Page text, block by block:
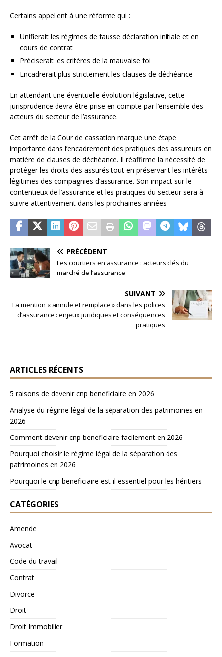
Certains appellent à une réforme qui :
Unifierait les régimes de fausse déclaration initiale et en
cours de contrat
Préciserait les critères de la mauvaise foi
Encadrerait plus strictement les clauses de déchéance
En attendant une éventuelle évolution législative, cette
jurisprudence devra être prise en compte par l’ensemble des
acteurs du secteur de l’assurance.
Cet arrêt de la Cour de cassation marque une étape
importante dans l’encadrement des pratiques des assureurs en
matière de clauses de déchéance. Il réaffirme la nécessité de
protéger les droits des assurés tout en préservant les intérêts
légitimes des compagnies d’assurance. Son impact sur le
contentieux de l’assurance et les pratiques du secteur sera à
suivre attentivement dans les prochaines années.
PRÉCÉDENT
Les courtiers en assurance : acteurs clés du
marché de l’assurance
SUIVANT
La mention « annule et remplace » dans les polices
d’assurance : enjeux juridiques et conséquences
pratiques
ARTICLES RÉCENTS
5 raisons de devenir cnp beneficiaire en 2026
Analyse du régime légal de la séparation des patrimoines en
2026
Comment devenir cnp beneficiaire facilement en 2026
Pourquoi choisir le régime légal de la séparation des
patrimoines en 2026
Pourquoi le cnp beneficiaire est-il essentiel pour les héritiers
CATÉGORIES
Amende
Avocat
Code du travail
Contrat
Divorce
Droit
Droit Immobilier
Formation